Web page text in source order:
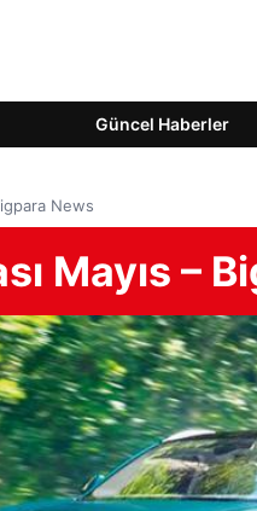
Güncel Haberler
News
Mayıs –